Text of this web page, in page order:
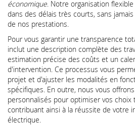
économique . Notre organisation
dans des délais très courts, sans
de nos prestations.
Pour vous garantir une transparence
inclut une description complète des
estimation précise des coûts et un
d'intervention. Ce processus vous
projet et d'ajuster les modalités en
spécifiques. En outre, nous vous
personnalisés pour optimiser vos choix
contribuant ainsi à la réussite de votre
électrique.